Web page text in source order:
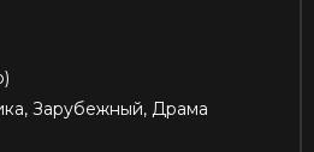
Зарубежный, Драма